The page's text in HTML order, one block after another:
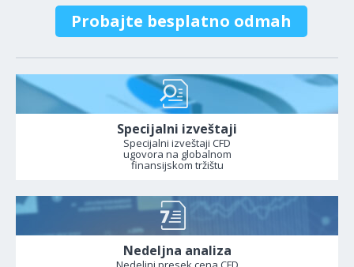
Probajte besplatno odmah
Specijalni izveštaji
Specijalni izveštaji CFD
ugovora na globalnom
finansijskom tržištu
Nedeljna analiza